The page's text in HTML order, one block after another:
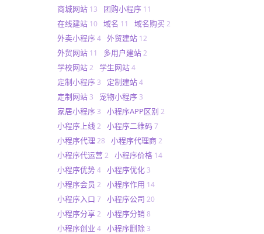
商城网站 13 团购小程序 11
在线建站 10 域名 11 域名购买 2
外卖小程序 4 外贸建站 12
外贸网站 11 多用户建站 2
学校网站 2 学生网站 4
定制小程序 3 定制建站 4
定制网站 3 宠物小程序 3
家居小程序 3 小程序APP区别 2
小程序上线 2 小程序二维码 7
小程序代理 28 小程序代理商 2
小程序代运营 2 小程序价格 14
小程序优势 4 小程序优化 3
小程序会员 2 小程序作用 14
小程序入口 7 小程序公司 20
小程序分享 2 小程序分销 8
小程序创业 4 小程序删除 3